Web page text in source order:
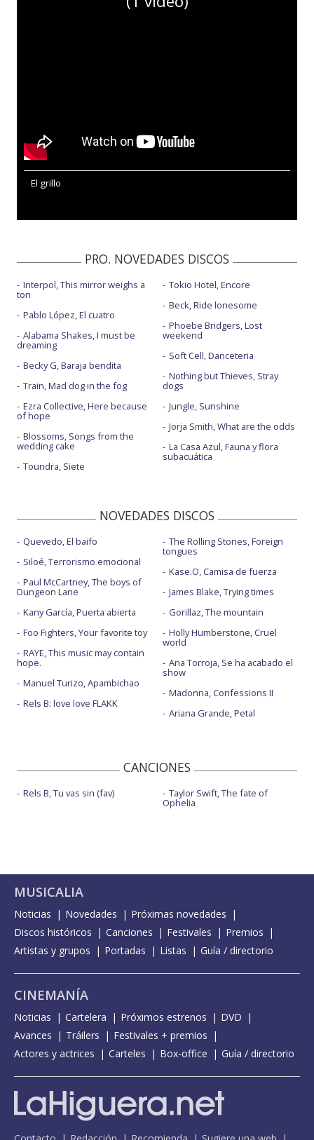
El grillo
PRO. NOVEDADES DISCOS
Interpol, This mirror weighs a
ton
Pablo López, El cuatro
Alabama Shakes, I must be
dreaming
Becky G, Baraja bendita
Train, Mad dog in the fog
Ezra Collective, Here because
of hope
Blossoms, Songs from the
wedding cake
Toundra, Siete
Tokio Hotel, Encore
Beck, Ride lonesome
Phoebe Bridgers, Lost
weekend
Soft Cell, Danceteria
Nothing but Thieves, Stray
dogs
Jungle, Sunshine
Jorja Smith, What are the odds
La Casa Azul, Fauna y flora
subacuática
NOVEDADES DISCOS
Quevedo, El baifo
Siloé, Terrorismo emocional
Paul McCartney, The boys of
Dungeon Lane
Kany García, Puerta abierta
Foo Fighters, Your favorite toy
RAYE, This music may contain
hope.
Manuel Turizo, Apambichao
Rels B: love love FLAKK
The Rolling Stones, Foreign
tongues
Kase.O, Camisa de fuerza
James Blake, Trying times
Gorillaz, The mountain
Holly Humberstone, Cruel
world
Ana Torroja, Se ha acabado el
show
Madonna, Confessions II
Ariana Grande, Petal
CANCIONES
Rels B, Tu vas sin (fav) Taylor Swift, The fate of
Ophelia
MUSICALIA
Noticias Novedades
Próximas novedades
Discos históricos
Canciones Festivales
Premios
Artistas y grupos
Portadas Listas Guía / directorio
CINEMANÍA
Noticias Cartelera Próximos estrenos
DVD
Avances
Tráilers
Festivales + premios
Actores y actrices
Carteles Box-office Guía / directorio